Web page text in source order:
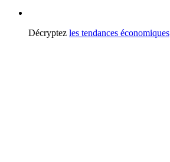
Décryptez les tendances économiques